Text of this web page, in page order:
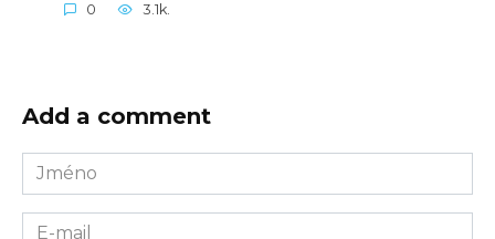
0 3.1k.
Add a comment
Jméno
E-